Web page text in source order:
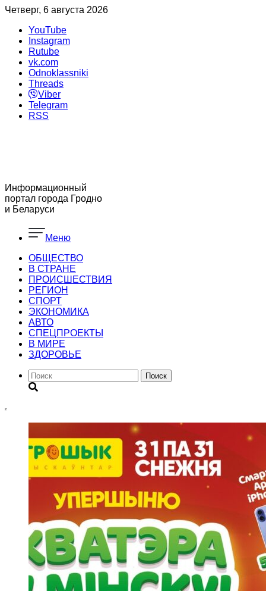
Четверг, 6 августа 2026
YouTube
Instagram
Rutube
vk.com
Odnoklassniki
Threads
Viber
Telegram
RSS
Информационный
портал города Гродно
и Беларуси
Меню
ОБЩЕСТВО
В СТРАНЕ
ПРОИСШЕСТВИЯ
РЕГИОН
CПОРТ
ЭКОНОМИКА
АВТО
СПЕЦПРОЕКТЫ
В МИРЕ
ЗДОРОВЬЕ
Поиск